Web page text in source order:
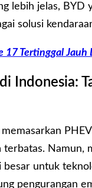
lebih jelas,
solusi
17 Tertinggal
Indonesia:
terbatas.
besar untuk
pengurangan